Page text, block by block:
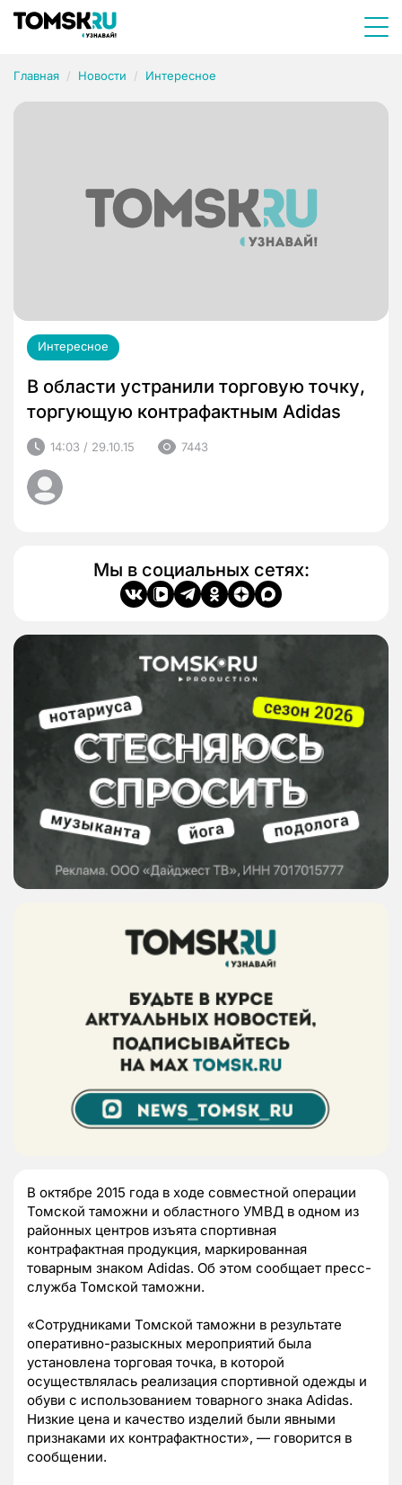
Главная Новости Интересное
Интересное
В области устранили торговую точку,
торгующую контрафактным Adidas
14:03 / 29.10.15 7443
Мы в социальных сетях:
В октябре 2015 года в ходе совместной операции
Томской таможни и областного УМВД в одном из
районных центров изъята спортивная
контрафактная продукция, маркированная
товарным знаком Adidas. Об этом сообщает пресс-
служба Томской таможни.
«Сотрудниками Томской таможни в результате
оперативно-разыскных мероприятий была
установлена торговая точка, в которой
осуществлялась реализация спортивной одежды и
обуви с использованием товарного знака Adidas.
Низкие цена и качество изделий были явными
признаками их контрафактности», — говорится в
сообщении.